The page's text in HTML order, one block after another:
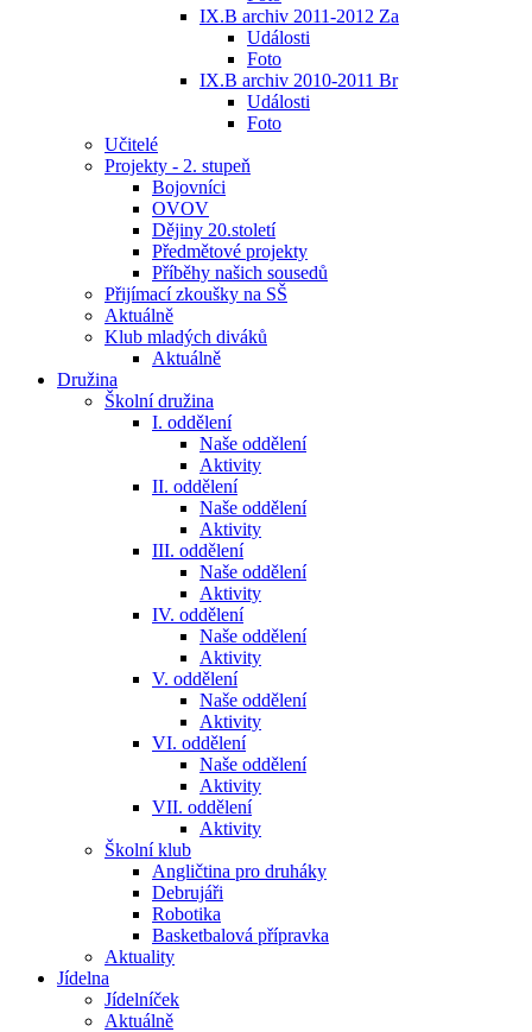
IX.B archiv 2011-2012 Za
Události
Foto
IX.B archiv 2010-2011 Br
Události
Foto
Učitelé
Projekty - 2. stupeň
Bojovníci
OVOV
Dějiny 20.století
Předmětové projekty
Příběhy našich sousedů
Přijímací zkoušky na SŠ
Aktuálně
Klub mladých diváků
Aktuálně
Družina
Školní družina
I. oddělení
Naše oddělení
Aktivity
II. oddělení
Naše oddělení
Aktivity
III. oddělení
Naše oddělení
Aktivity
IV. oddělení
Naše oddělení
Aktivity
V. oddělení
Naše oddělení
Aktivity
VI. oddělení
Naše oddělení
Aktivity
VII. oddělení
Aktivity
Školní klub
Angličtina pro druháky
Debrujáři
Robotika
Basketbalová přípravka
Aktuality
Jídelna
Jídelníček
Aktuálně